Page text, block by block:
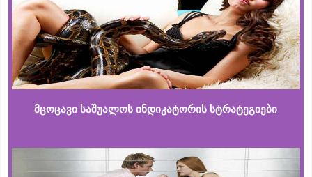
მცოცავი საშუალოს ინდიკატორის სტრატეგიები